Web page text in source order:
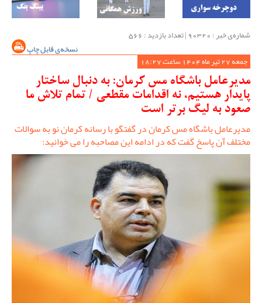
شماره‌ی خبر : ‌90320 | تعداد بازدید : 566
نسخه‌ی قابل چاپ
جمعه 27 تیر ماه 1404 ساعت 18:27
مدیرعامل باشگاه مس کرمان: به دنبال ساختار
پایدار هستیم، نه اقدامات مقطعی / تمام تلاش‌ ما
صعود به لیگ برتر است
مدیرعامل باشگاه مس کرمان در گفتگو با رسانه کرمان نو به سوالات
مختلف آن پاسخ گفت که در ادامه این مصاحبه را می خوانید: